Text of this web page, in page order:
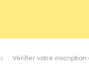
Vérifier votre